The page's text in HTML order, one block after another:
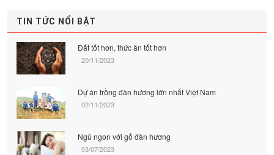
TIN TỨC NỔI BẬT
Đất tốt hơn, thức ăn tốt hơn
20/11/2023
Dự án trồng đàn hương lớn nhất Việt Nam
02/11/2023
Ngủ ngon với gỗ đàn hương
03/07/2023